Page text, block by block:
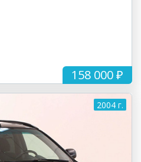
158 000 ₽
2004 г.